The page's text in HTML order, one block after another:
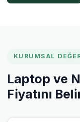
KURUMSAL
Laptop ve
Fiyatını